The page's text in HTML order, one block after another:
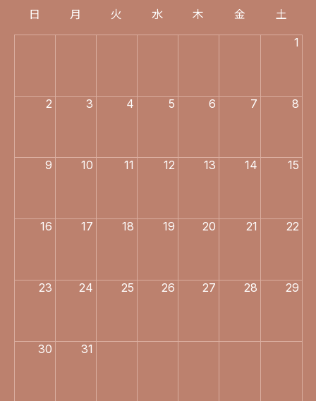
日 月 火 水 木 金 土
1
2 3 4 5 6 7 8
9 10 11 12 13 14 15
16 17 18 19 20 21 22
23 24 25 26 27 28 29
30 31